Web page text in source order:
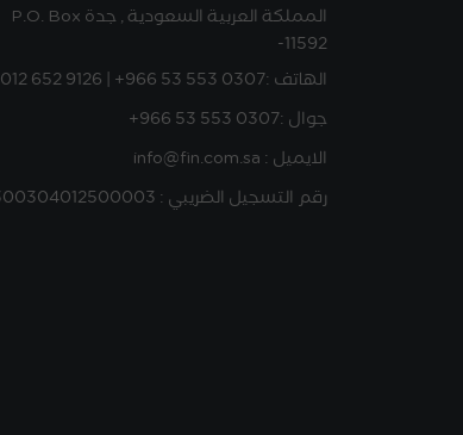
المملكة العربية السعودية , جدة P.O. Box
-11592
الهاتف :012 652 9126 | +966 53 553 0307
جوال :+966 53 553 0307
الايميل : info@fin.com.sa
رقم التسجيل الضريبي : 300304012500003